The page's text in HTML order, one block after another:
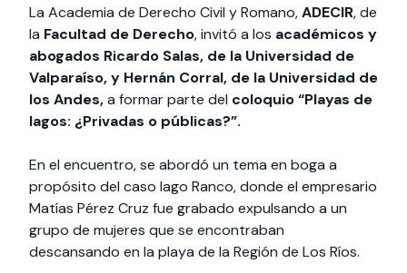
La Academia de Derecho Civil y Romano,ADECIR, de
la Facultad de Derecho, invitó a los académicos y
abogados Ricardo Salas, de la Universidad de
Valparaíso, y Hernán Corral, de la Universidad de
los Andes,a formar parte del coloquio “Playas de
lagos: ¿Privadas o públicas?”.
En el encuentro, se abordó un tema en boga a
propósito del caso lago Ranco, donde el empresario
Matías Pérez Cruz fue grabado expulsando a un
grupo de mujeres que se encontraban
descansando en la playa de la Región de Los Ríos.